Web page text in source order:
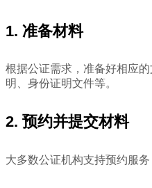
1. 准备材料
根据公证需求，准备好相应
明、身份证明文件等。
2. 预约并提交材料
大多数公证机构支持预约服